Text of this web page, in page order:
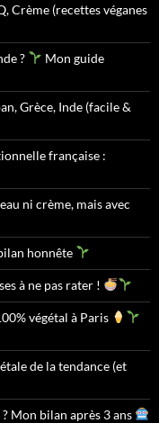
Crème (recettes véganes
?
Mon guide
Grèce, Inde (facile &
française :
ni crème, mais avec
honnête
à ne pas rater !
végétal à Paris
de la tendance (et
Mon bilan après 3 ans